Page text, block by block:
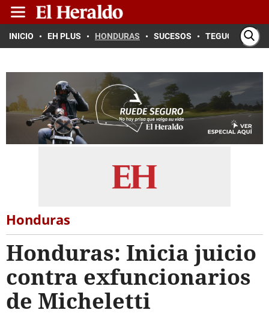
INICIO EH PLUS HONDURAS SUCESOS TEGUCIGALPA
Honduras
Honduras: Inicia juicio
contra exfuncionarios
de Micheletti